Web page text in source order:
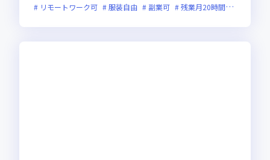
リモートワーク可
服装自由 副業可 残業月20時間未満